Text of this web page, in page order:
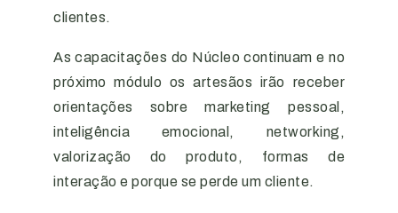
clientes.
As capacitações do Núcleo continuam e no
próximo módulo os artesãos irão receber
orientações sobre marketing pessoal,
inteligência emocional, networking,
valorização do produto, formas de
interação e porque se perde um cliente.